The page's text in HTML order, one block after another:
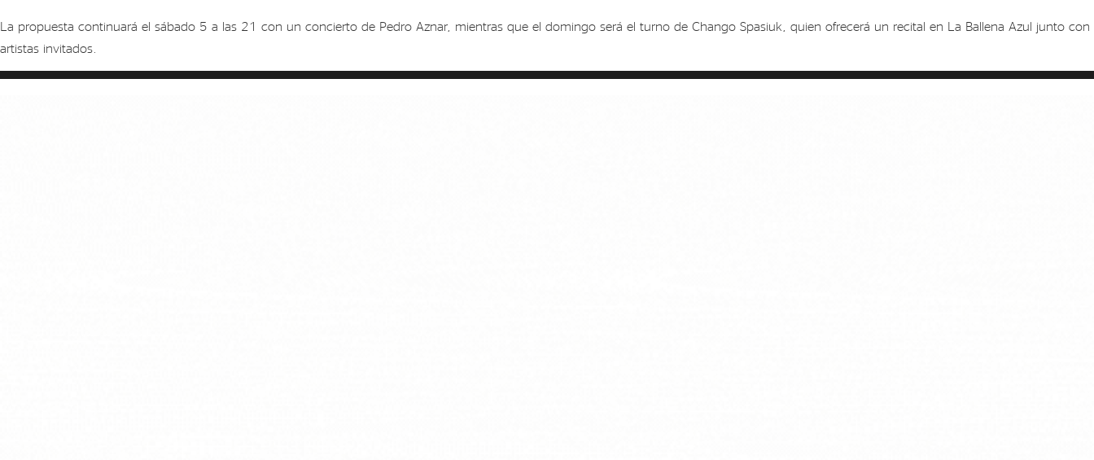
Kirchner
La propuesta continuará el sábado 5 a las 21 con un concierto de Pedro Aznar, mientras que el domingo será el turno de Chango Spasiuk, quien ofrecerá un recital en La Ballena Azul junto con
artistas invitados.